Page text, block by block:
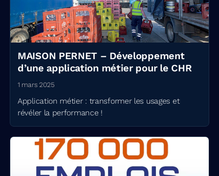
MAISON PERNET – Développement
d’une application métier pour le CHR
1 mars 2025
Application métier : transformer les usages et
révéler la performance !